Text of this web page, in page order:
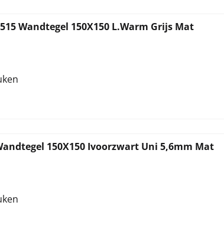
Wandtegel 150X150 L.Warm Grijs Mat
150X150 Ivoorzwart Uni 5,6mm Mat